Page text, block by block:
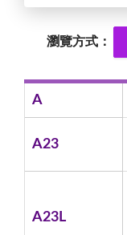
瀏覽方式：
A
A23
A23L